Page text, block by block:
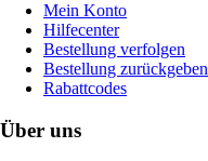
Mein Konto
Hilfecenter
Bestellung verfolgen
Bestellung zurückgeben
Rabattcodes
Über uns